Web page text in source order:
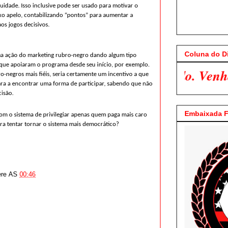
Isso inclusive pode ser usado para motivar o
apelo, contabilizando “pontos” para aumentar a
jogos decisivos.
ação do marketing rubro-negro dando algum tipo
apoiaram o programa desde seu início, por exemplo.
negros mais fiéis, seria certamente um incentivo a que
a encontrar uma forma de participar, sabendo que não
o sistema de privilegiar apenas quem paga mais caro
tentar tornar o sistema mais democrático?
AS 00:46
Coluna do
x São Paulo. Venha Participar
Embaixada